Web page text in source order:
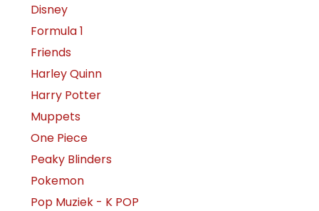
Disney
Formula 1
Friends
Harley Quinn
Harry Potter
Muppets
One Piece
Peaky Blinders
Pokemon
Pop Muziek - K POP